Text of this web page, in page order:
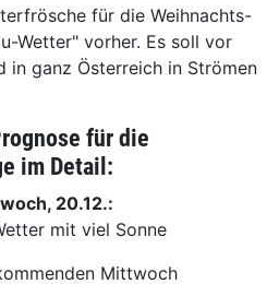
für die Weihnachts-
Wetter" vorher. Es soll vor
in ganz Österreich in Strömen
für die
im Detail:
20.12.:
mit viel Sonne
Mittwoch